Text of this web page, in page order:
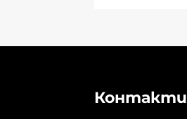
Контакти